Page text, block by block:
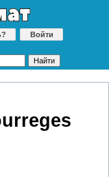
Войти